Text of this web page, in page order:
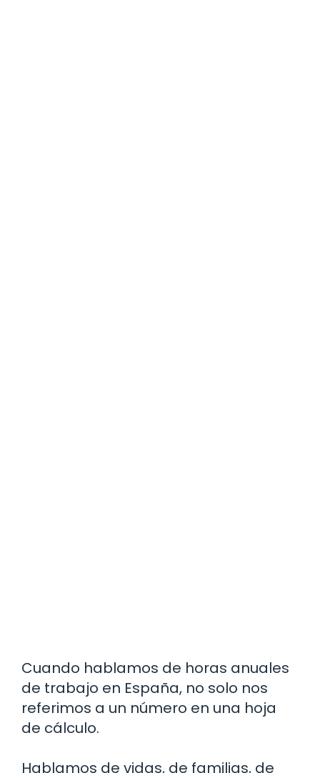
Cuando hablamos de horas anuales
de trabajo en España, no solo nos
referimos a un número en una hoja
de cálculo.
Hablamos de vidas, de familias, de